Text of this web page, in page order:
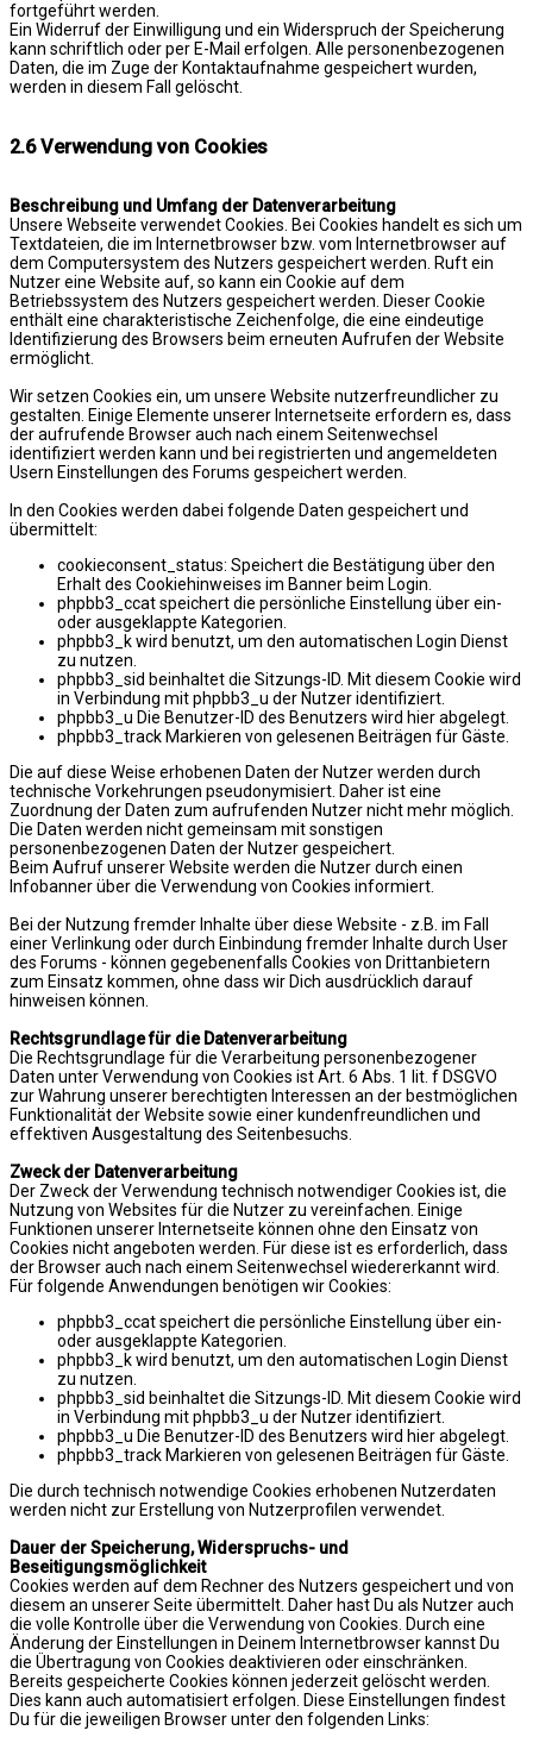
fortgeführt werden.
Ein Widerruf der Einwilligung und ein Widerspruch der Speicherung
kann schriftlich oder per E-Mail erfolgen. Alle personenbezogenen
Daten, die im Zuge der Kontaktaufnahme gespeichert wurden,
werden in diesem Fall gelöscht.
2.6 Verwendung von Cookies
Beschreibung und Umfang der Datenverarbeitung
Unsere Webseite verwendet Cookies. Bei Cookies handelt es sich um
Textdateien, die im Internetbrowser bzw. vom Internetbrowser auf
dem Computersystem des Nutzers gespeichert werden. Ruft ein
Nutzer eine Website auf, so kann ein Cookie auf dem
Betriebssystem des Nutzers gespeichert werden. Dieser Cookie
enthält eine charakteristische Zeichenfolge, die eine eindeutige
Identifizierung des Browsers beim erneuten Aufrufen der Website
ermöglicht.
Wir setzen Cookies ein, um unsere Website nutzerfreundlicher zu
gestalten. Einige Elemente unserer Internetseite erfordern es, dass
der aufrufende Browser auch nach einem Seitenwechsel
identifiziert werden kann und bei registrierten und angemeldeten
Usern Einstellungen des Forums gespeichert werden.
In den Cookies werden dabei folgende Daten gespeichert und
übermittelt:
cookieconsent_status: Speichert die Bestätigung über den
Erhalt des Cookiehinweises im Banner beim Login.
phpbb3_ccat speichert die persönliche Einstellung über ein-
oder ausgeklappte Kategorien.
phpbb3_k wird benutzt, um den automatischen Login Dienst
zu nutzen.
phpbb3_sid beinhaltet die Sitzungs-ID. Mit diesem Cookie wird
in Verbindung mit phpbb3_u der Nutzer identifiziert.
phpbb3_u Die Benutzer-ID des Benutzers wird hier abgelegt.
phpbb3_track Markieren von gelesenen Beiträgen für Gäste.
Die auf diese Weise erhobenen Daten der Nutzer werden durch
technische Vorkehrungen pseudonymisiert. Daher ist eine
Zuordnung der Daten zum aufrufenden Nutzer nicht mehr möglich.
Die Daten werden nicht gemeinsam mit sonstigen
personenbezogenen Daten der Nutzer gespeichert.
Beim Aufruf unserer Website werden die Nutzer durch einen
Infobanner über die Verwendung von Cookies informiert.
Bei der Nutzung fremder Inhalte über diese Website - z.B. im Fall
einer Verlinkung oder durch Einbindung fremder Inhalte durch User
des Forums - können gegebenenfalls Cookies von Drittanbietern
zum Einsatz kommen, ohne dass wir Dich ausdrücklich darauf
hinweisen können.
Rechtsgrundlage für die Datenverarbeitung
Die Rechtsgrundlage für die Verarbeitung personenbezogener
Daten unter Verwendung von Cookies ist Art. 6 Abs. 1 lit. f DSGVO
zur Wahrung unserer berechtigten Interessen an der bestmöglichen
Funktionalität der Website sowie einer kundenfreundlichen und
effektiven Ausgestaltung des Seitenbesuchs.
Zweck der Datenverarbeitung
Der Zweck der Verwendung technisch notwendiger Cookies ist, die
Nutzung von Websites für die Nutzer zu vereinfachen. Einige
Funktionen unserer Internetseite können ohne den Einsatz von
Cookies nicht angeboten werden. Für diese ist es erforderlich, dass
der Browser auch nach einem Seitenwechsel wiedererkannt wird.
Für folgende Anwendungen benötigen wir Cookies:
phpbb3_ccat speichert die persönliche Einstellung über ein-
oder ausgeklappte Kategorien.
phpbb3_k wird benutzt, um den automatischen Login Dienst
zu nutzen.
phpbb3_sid beinhaltet die Sitzungs-ID. Mit diesem Cookie wird
in Verbindung mit phpbb3_u der Nutzer identifiziert.
phpbb3_u Die Benutzer-ID des Benutzers wird hier abgelegt.
phpbb3_track Markieren von gelesenen Beiträgen für Gäste.
Die durch technisch notwendige Cookies erhobenen Nutzerdaten
werden nicht zur Erstellung von Nutzerprofilen verwendet.
Dauer der Speicherung, Widerspruchs- und
Beseitigungsmöglichkeit
Cookies werden auf dem Rechner des Nutzers gespeichert und von
diesem an unserer Seite übermittelt. Daher hast Du als Nutzer auch
die volle Kontrolle über die Verwendung von Cookies. Durch eine
Änderung der Einstellungen in Deinem Internetbrowser kannst Du
die Übertragung von Cookies deaktivieren oder einschränken.
Bereits gespeicherte Cookies können jederzeit gelöscht werden.
Dies kann auch automatisiert erfolgen. Diese Einstellungen findest
Du für die jeweiligen Browser unter den folgenden Links: